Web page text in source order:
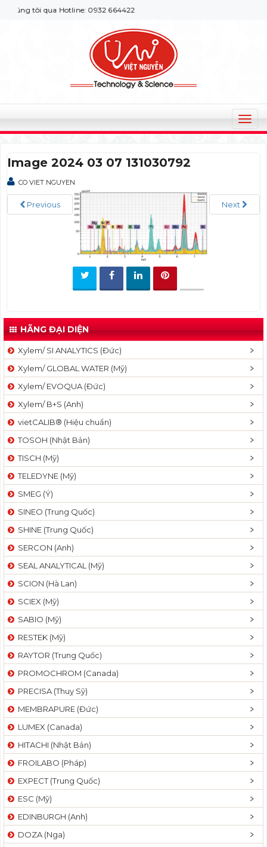
tôi qua Hotline: 0932 664422
T
o
n
a
n
Image 2024 03 07 131030792
CO VIET NGUYEN
Previous Next
HÃNG ĐẠI DIỆN
Xylem/ SI ANALYTICS (Đức)
Xylem/ GLOBAL WATER (Mỹ)
Xylem/ EVOQUA (Đức)
Xylem/ B+S (Anh)
vietCALIB® (Hiệu chuẩn)
TOSOH (Nhật Bản)
TISCH (Mỹ)
TELEDYNE (Mỹ)
SMEG (Ý)
SINEO (Trung Quốc)
SHINE (Trung Quốc)
SERCON (Anh)
SEAL ANALYTICAL (Mỹ)
SCION (Hà Lan)
SCIEX (Mỹ)
SABIO (Mỹ)
RESTEK (Mỹ)
RAYTOR (Trung Quốc)
PROMOCHROM (Canada)
PRECISA (Thuỵ Sỹ)
MEMBRAPURE (Đức)
LUMEX (Canada)
HITACHI (Nhật Bản)
FROILABO (Pháp)
EXPECT (Trung Quốc)
ESC (Mỹ)
EDINBURGH (Anh)
DOZA (Nga)